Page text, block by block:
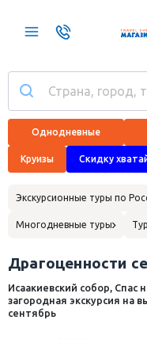
Однодневные
Круизы Скидку
Экскурсионные туры по
Многодневные туры
Драгоценности
Исаакиевский собор, Спас
загородная экскурсия на
сентябрь